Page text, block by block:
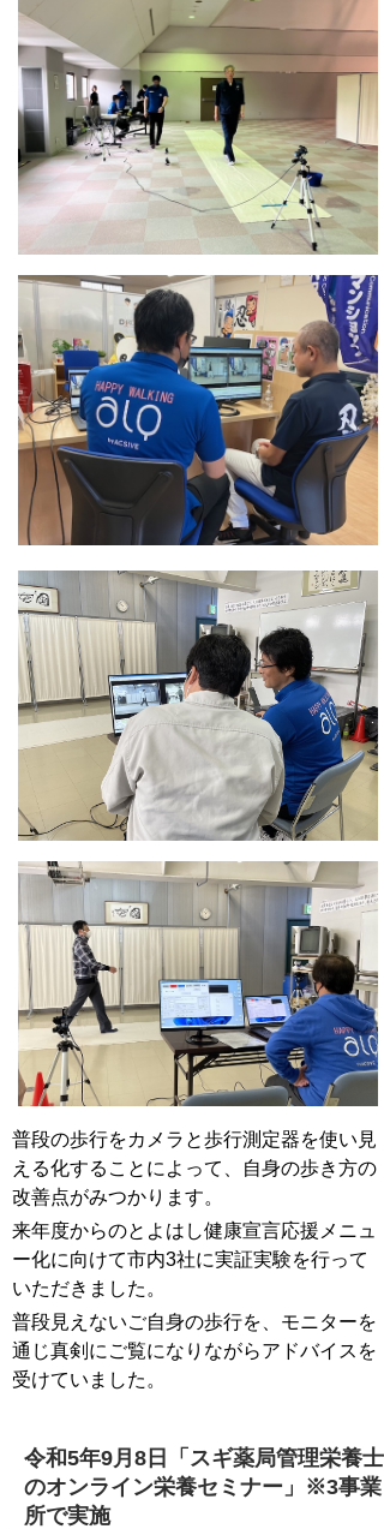
普段の歩行をカメラと歩行測定器を使い見
える化することによって、自身の歩き方の
改善点がみつかります。
来年度からのとよはし健康宣言応援メニュ
ー化に向けて市内3社に実証実験を行って
いただきました。
普段見えないご自身の歩行を、モニターを
通じ真剣にご覧になりながらアドバイスを
受けていました。
令和5年9月8日「スギ薬局管理栄養士
のオンライン栄養セミナー」※3事業
所で実施